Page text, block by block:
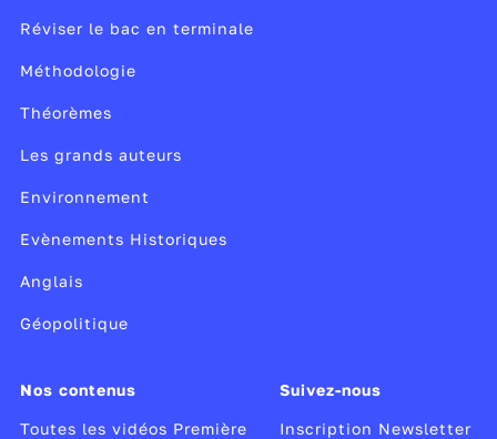
Réviser le bac en terminale
Méthodologie
Théorèmes
Les grands auteurs
Environnement
Evènements Historiques
Anglais
Géopolitique
Nos contenus
Toutes les vidéos Première
Suivez-nous
Inscription Newsletter